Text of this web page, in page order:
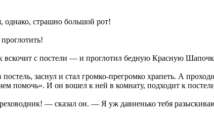
страшно большой рот!
вскочит с постели — и проглотил бедную Красную
постель, заснул и стал громко-прегромко храпеть. А
помочь». И он вошел к ней в комнату, подходит к
— сказал он. — Я уж давненько тебя